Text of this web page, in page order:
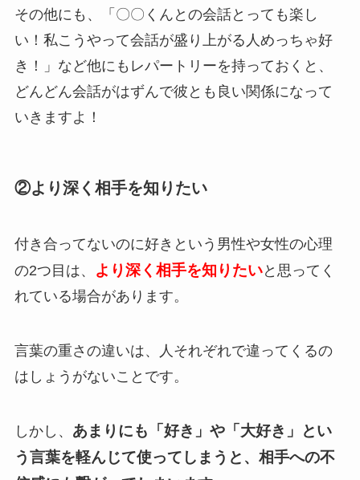
その他にも、「〇〇くんとの会話とっても楽し
い！私こうやって会話が盛り上がる人めっちゃ好
き！」など他にもレパートリーを持っておくと、
どんどん会話がはずんで彼とも良い関係になって
いきますよ！
②より深く相手を知りたい
付き合ってないのに好きという男性や女性の心理
の2つ目は、
より深く相手を知りたいと思ってく
れている場合があります。
言葉の重さの違いは、人それぞれで違ってくるの
はしょうがないことです。
しかし、 あまりにも「好き」や「大好き」とい
う言葉を軽んじて使ってしまうと、相手への不